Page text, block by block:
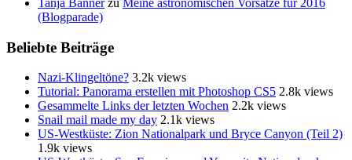
Tanja Bannerzu Meine astronomischen Vorsätze für 2016
(Blogparade)
Beliebte Beiträge
Nazi-Klingeltöne? 3.2k views
Tutorial: Panorama erstellen mit Photoshop CS5 2.8k views
Gesammelte Links der letzten Wochen 2.2k views
Snail mail made my day 2.1k views
US-Westküste: Zion Nationalpark und Bryce Canyon (Teil 2)
1.9k views